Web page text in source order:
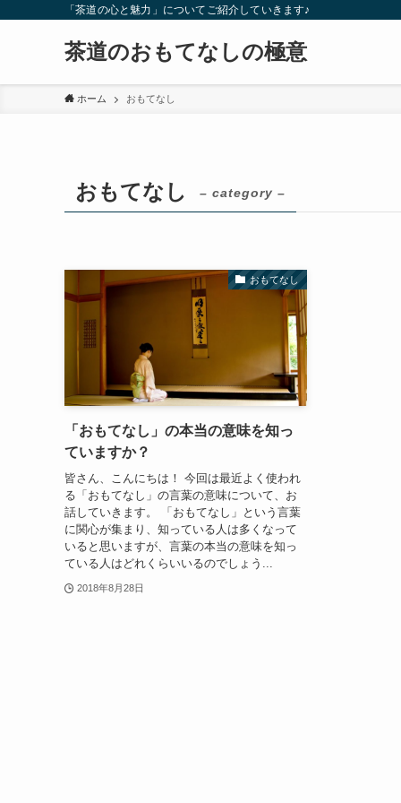
「茶道の心と魅力」についてご紹介していきます♪
茶道のおもてなしの極意
ホーム おもてなし
おもてなし – category –
おもてなし
「おもてなし」の本当の意味を知っ
ていますか？
皆さん、こんにちは！ 今回は最近よく使われ
る「おもてなし」の言葉の意味について、お
話していきます。 「おもてなし」という言葉
に関心が集まり、知っている人は多くなって
いると思いますが、言葉の本当の意味を知っ
ている人はどれくらいいるのでしょう...
2018年8月28日